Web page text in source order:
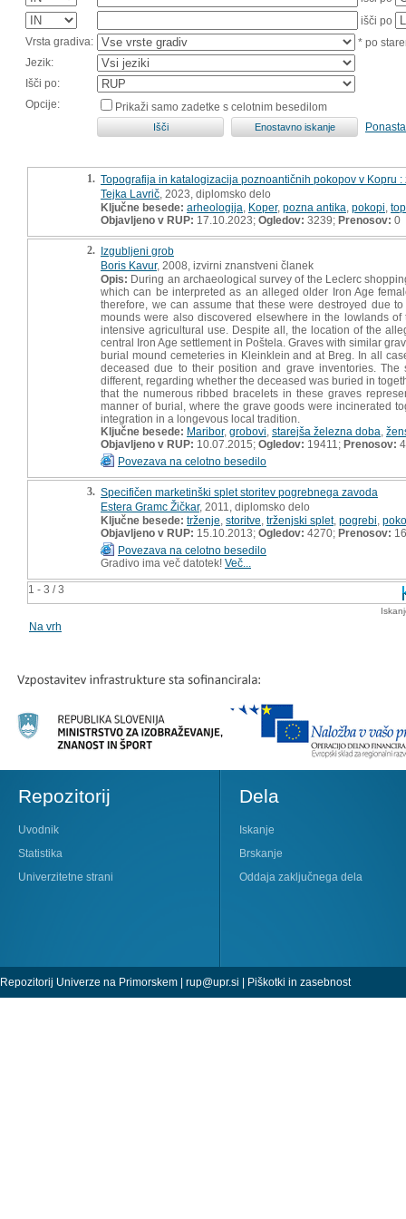
išči po
Vrsta gradiva:
* po
Jezik:
Išči po:
Opcije:
Prikaži samo zadetke s celotnim besedilom
1 - 3 / 3
1. Topografija in katalogizacija poznoantičnih pokopov v Kopru
Tejka Lavrič , 2023, diplomsko delo
Ključne besede: arheologija Koper, pozna antika pokopi
Objavljeno v RUP: 17.10.2023; Ogledov: 3239; Prenosov: 0
2. Izgubljeni grob
Boris Kavur, 2008, izvirni znanstveni članek
Opis: During an archaeological survey of the Leclerc
which can be interpreted as an alleged older Iron Age
therefore, we can assume that these were destroyed due
mounds were also discovered elsewhere in the lowlands
intensive agricultural use. Despite all, the location of the
central Iron Age settlement in Poštela. Graves with similar
burial mound cemeteries in Kleinklein and at Breg. In all
deceased due to their position and grave inventories.
different, regarding whether the deceased was buried in
that the numerous ribbed bracelets in these graves
manner of burial, where the grave goods were incinerated
integration in a longevous local tradition.
Ključne besede: Maribor, grobovi starejša železna doba
Objavljeno v RUP: 10.07.2015; Ogledov: 19411; Prenosov:
Povezava na celotno besedilo
3. Specifičen marketinški splet storitev pogrebnega zavoda
Estera Gramc Žičkar, 2011, diplomsko delo
Ključne besede: trženje storitve trženjski splet, pogrebi
Objavljeno v RUP: 15.10.2013; Ogledov: 4270; Prenosov:
Povezava na celotno besedilo
Gradivo ima več datotek! Več...
Na vrh
Repozitorij
Uvodnik
Statistika
Univerzitetne strani
Dela
Iskanje
Brskanje
Oddaja zaključnega dela
Repozitorij Univerze na Primorskem | rup@upr.si | Piškotki in zasebnost